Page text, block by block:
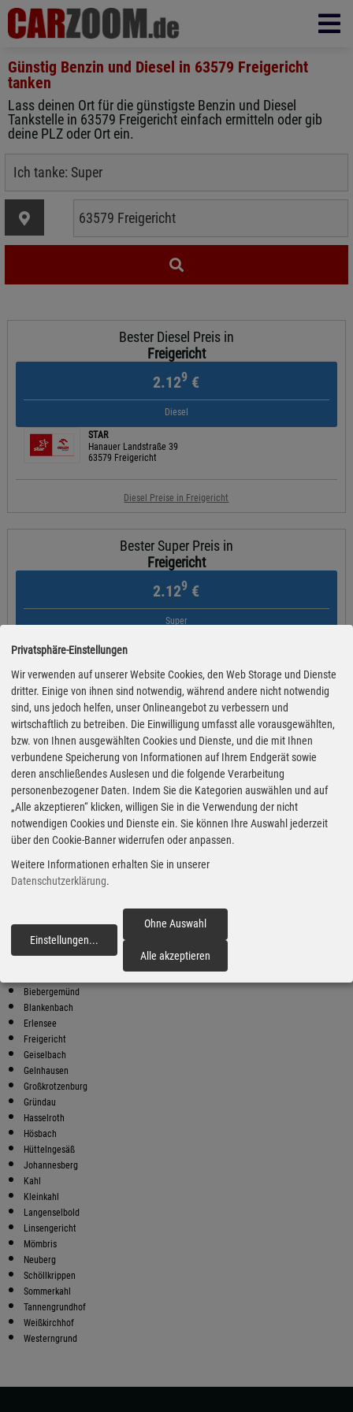
Günstig Benzin und Diesel in 63579 Freigericht
tanken
Lass deinen Ort für die günstigste Benzin und Diesel
Tankstelle in 63579 Freigericht einfach ermitteln oder gib
deine PLZ oder Ort ein.
Bester Diesel Preis in
Freigericht
2.129 €
Diesel
STAR
Hanauer Landstraße 39
63579 Freigericht
Diesel Preise in Freigericht
Bester Super Preis in
Freigericht
2.129 €
Super
STAR
Hanauer Landstraße 39
Super Preise in Freigericht
Bester Super E10 Preis in
Freigericht
2.069€
Super E10
Hanauer Landstraße 39
Preiswerter tanken - finden Sie die günstigsten Benzin und Diesel
Preise in Ihrer Stadt
Biebergemünd
Blankenbach
Erlensee
Freigericht
Geiselbach
Gelnhausen
Großkrotzenburg
Gründau
Hasselroth
Hösbach
Hüttelngesäß
Johannesberg
Kahl
Kleinkahl
Langenselbold
Linsengericht
Mömbris
Neuberg
Schöllkrippen
Sommerkahl
Tannengrundhof
Weißkirchhof
Westerngrund
Privatsphäre-Einstellungen
Wir verwenden auf unserer Website Cookies, den Web Storage und Dienste
dritter. Einige von ihnen sind notwendig, während andere nicht notwendig
sind, uns jedoch helfen, unser Onlineangebot zu verbessern und
wirtschaftlich zu betreiben. Die Einwilligung umfasst alle vorausgewählten,
bzw. von Ihnen ausgewählten Cookies und Dienste, und die mit Ihnen
verbundene Speicherung von Informationen auf Ihrem Endgerät sowie
deren anschließendes Auslesen und die folgende Verarbeitung
personenbezogener Daten. Indem Sie die Kategorien auswählen und auf
„Alle akzeptieren“ klicken, willigen Sie in die Verwendung der nicht
notwendigen Cookies und Dienste ein. Sie können Ihre Auswahl jederzeit
über den Cookie-Banner widerrufen oder anpassen.
Weitere Informationen erhalten Sie in unserer
Datenschutzerklärung.
Einstellungen...
Ohne Auswahl
Alle akzeptieren